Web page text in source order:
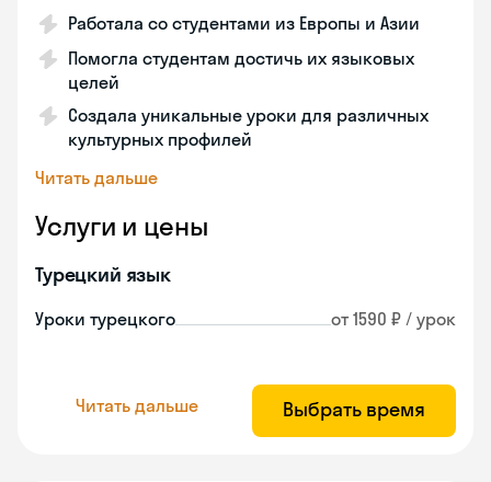
Работала со студентами из Европы и Азии
Помогла студентам достичь их языковых
целей
Создала уникальные уроки для различных
культурных профилей
Читать дальше
Услуги и цены
Турецкий язык
Уроки турецкого от 1590 ₽ / урок
Читать дальше Выбрать время